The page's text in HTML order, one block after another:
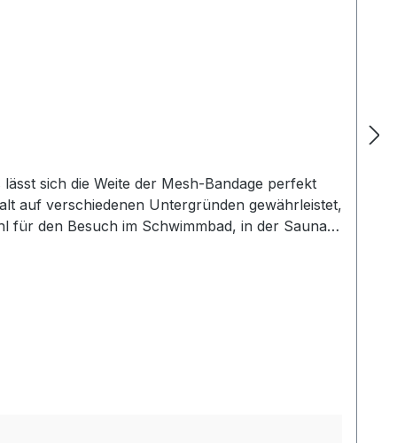
sich die Weite der Mesh-Bandage perfekt
auf verschiedenen Untergründen gewährleistet,
für den Besuch im Schwimmbad, in der Sauna,